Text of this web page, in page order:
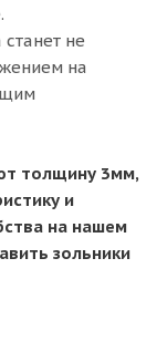
не
на
толщину 3мм,
и
на нашем
зольники